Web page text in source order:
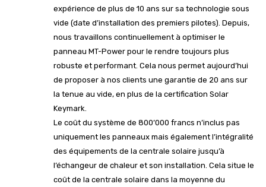
expérience de plus de 10 ans sur sa technologie sous
vide (date d’installation des premiers pilotes). Depuis,
nous travaillons continuellement à optimiser le
panneau MT-Power pour le rendre toujours plus
robuste et performant. Cela nous permet aujourd’hui
de proposer à nos clients une garantie de 20 ans sur
la tenue au vide, en plus de la certification Solar
Keymark.
Le coût du système de 800’000 francs n’inclus pas
uniquement les panneaux mais également l’intégralité
des équipements de la centrale solaire jusqu’à
l’échangeur de chaleur et son installation. Cela situe le
coût de la centrale solaire dans la moyenne du